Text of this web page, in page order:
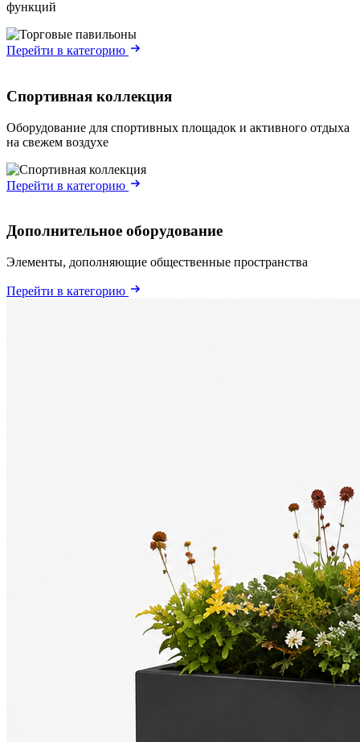
функций
Перейти в категорию
Спортивная коллекция
Оборудование для спортивных площадок и активного отдыха
на свежем воздухе
Перейти в категорию
Дополнительное оборудование
Элементы, дополняющие общественные пространства
Перейти в категорию